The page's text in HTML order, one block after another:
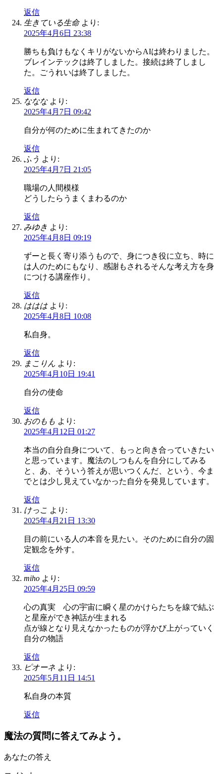
返信
生きている生命 より:
2025年4月6日 23:38
勝ちも負けもなくキリがないからAIは終わりました。
ブレインテックは終了しました。接続は終了しまし
た。ごうれいは終了しました。
返信
ななな より:
2025年4月7日 09:42
自分が何のために生まれてきたのか
返信
ふう より:
2025年4月7日 21:05
職場の人間模様
どうしたらうまくまわるのか
返信
みゆき より:
2025年4月8日 09:19
ずーと長く寄り添うもので、身につき役に立ち、時に
は人のためにもなり、感謝もされるそんな考え方を身
につける講座作り。
返信
ははは より:
2025年4月8日 10:08
私自身。
返信
まこりん より:
2025年4月10日 19:41
自分の使命
返信
おのもも より:
2025年4月12日 01:27
本当の自分自身について、もっと向き合っていきたい
と思っています。魔法のしつもんを自分にしてみる
と、あ、そういう答えが思いつくんだ、という、今ま
でとは少し見えていなかった自分を発見しています。
返信
けっこ より:
2025年4月21日 13:30
目の前にいる人の本音を見たい。そのために自分の固
定観念を外す。
返信
miho より:
2025年4月25日 09:59
心の真実 心の宇宙に瞬く星のかけらたちを線で結ぶ
と星座ができ神話が生まれる
点が線となり見えなかったものが浮かび上がっていく
自分の物語
返信
ピオーネ より:
2025年5月11日 14:51
私自身の本質
返信
魔法の質問に答えてみよう。
あなたの答え